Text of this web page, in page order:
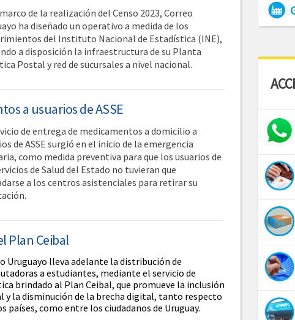
de la realización del Censo 2023, Correo
ha diseñado un operativo a medida de los
del Instituto Nacional de Estadística (INE),
a disposición la infraestructura de su Planta
Postal y red de sucursales a nivel nacional.
a usuarios de ASSE
de entrega de medicamentos a domicilio a
de ASSE surgió en el inicio de la emergencia
como medida preventiva para que los usuarios de
de Salud del Estado no tuvieran que
a los centros asistenciales para retirar su
Plan Ceibal
Uruguayo lleva adelante la distribución de
a estudiantes, mediante el servicio de
brindado al Plan Ceibal, que promueve la inclusión
y la disminución de la brecha digital, tanto respecto
países, como entre los ciudadanos de Uruguay.